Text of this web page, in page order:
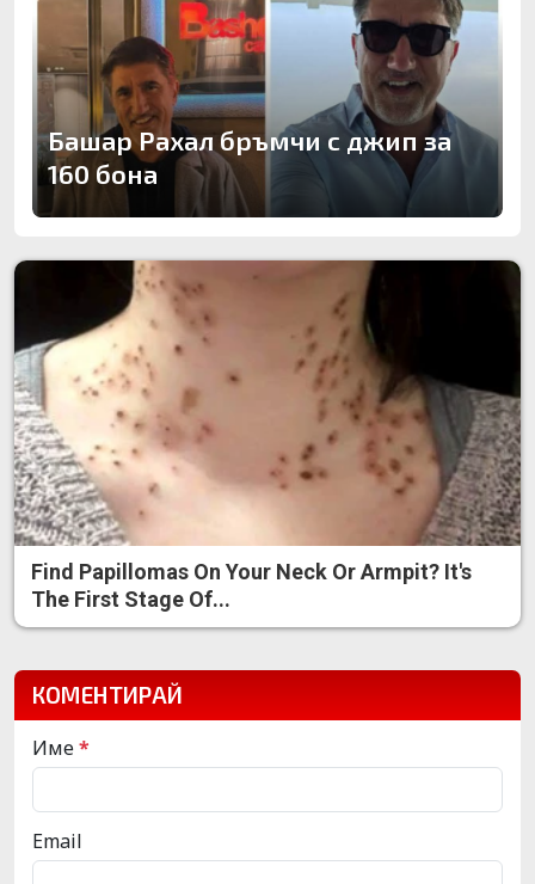
Башар Рахал бръмчи с джип за
160 бона
Find Papillomas On Your Neck Or Armpit? It's
The First Stage Of...
КОМЕНТИРАЙ
Име*
Email